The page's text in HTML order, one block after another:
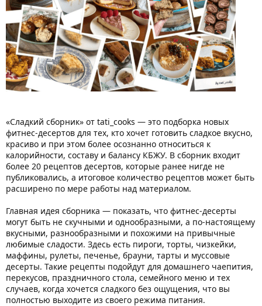
«Сладкий сборник» от tati_cooks — это подборка новых
фитнес-десертов для тех, кто хочет готовить сладкое вкусно,
красиво и при этом более осознанно относиться к
калорийности, составу и балансу КБЖУ. В сборник входит
более 20 рецептов десертов, которые ранее нигде не
публиковались, а итоговое количество рецептов может быть
расширено по мере работы над материалом.
Главная идея сборника — показать, что фитнес-десерты
могут быть не скучными и однообразными, а по-настоящему
вкусными, разнообразными и похожими на привычные
любимые сладости. Здесь есть пироги, торты, чизкейки,
маффины, рулеты, печенье, брауни, тарты и муссовые
десерты. Такие рецепты подойдут для домашнего чаепития,
перекусов, праздничного стола, семейного меню и тех
случаев, когда хочется сладкого без ощущения, что вы
полностью выходите из своего режима питания.